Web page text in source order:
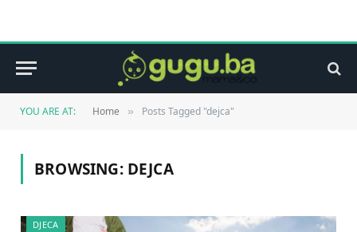
YOU ARE AT: Home » Posts Tagged "dejca"
BROWSING: DEJCA
DJECA